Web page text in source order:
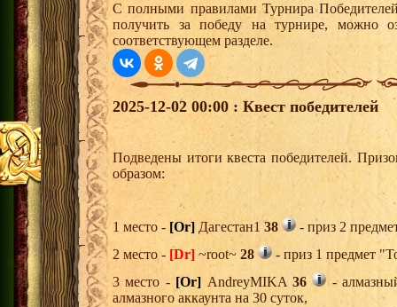
С полными правилами Турнира
получить за победу на турнире, можно
соответствующем разделе.
2025-12-02 00:00 : Квест победителей
Подведены итоги квеста победителей.
образом:
1 место - [Or] Дагестан138
- приз 2
2 место - [Dr] ~root~ 28
- приз 1 предмет
3 место - [Or] AndreyMIKA 36
-
алмазного аккаунта на 30 суток,